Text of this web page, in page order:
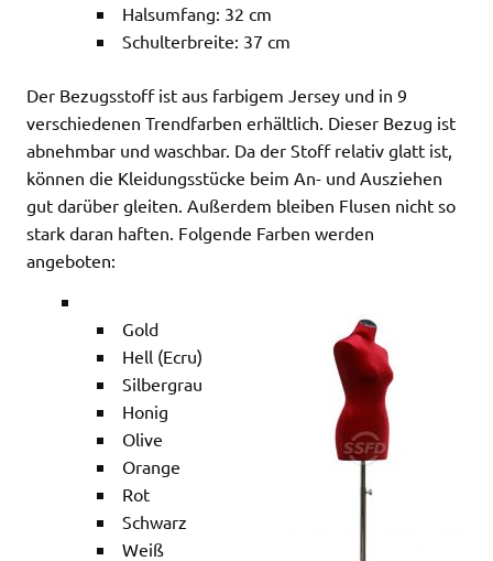
Halsumfang: 32 cm
Schulterbreite: 37 cm
Der Bezugsstoff ist aus farbigem Jersey und in 9
verschiedenen Trendfarben erhältlich. Dieser Bezug ist
abnehmbar und waschbar. Da der Stoff relativ glatt ist,
können die Kleidungsstücke beim An- und Ausziehen
gut darüber gleiten. Außerdem bleiben Flusen nicht so
stark daran haften. Folgende Farben werden
angeboten:
Gold
Hell (Ecru)
Silbergrau
Honig
Olive
Orange
Rot
Schwarz
Weiß